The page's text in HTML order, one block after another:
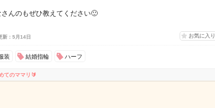
さんのもぜひ教えてください🙂
新：5月14日 お気に入り
装 結婚指輪 ハーフ
てのママリ🔰